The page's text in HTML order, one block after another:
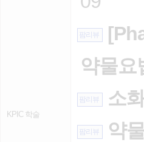
KPIC 학술
팜리뷰
약물요
팜리뷰 소
팜리뷰
약